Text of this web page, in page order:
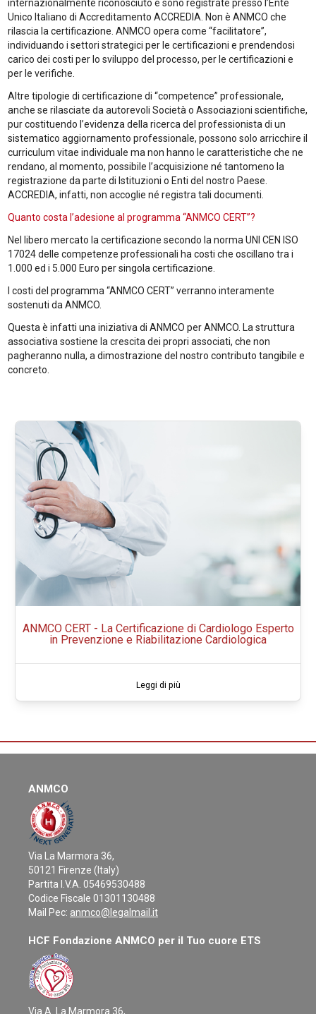
internazionalmente riconosciuto e sono registrate presso l’Ente
Unico Italiano di Accreditamento ACCREDIA. Non è ANMCO che
rilascia la certificazione. ANMCO opera come “facilitatore”,
individuando i settori strategici per le certificazioni e prendendosi
carico dei costi per lo sviluppo del processo, per le certificazioni e
per le verifiche.
Altre tipologie di certificazione di “competence” professionale,
anche se rilasciate da autorevoli Società o Associazioni scientifiche,
pur costituendo l’evidenza della ricerca del professionista di un
sistematico aggiornamento professionale, possono solo arricchire il
curriculum vitae individuale ma non hanno le caratteristiche che ne
rendano, al momento, possibile l’acquisizione né tantomeno la
registrazione da parte di Istituzioni o Enti del nostro Paese.
ACCREDIA, infatti, non accoglie né registra tali documenti.
Quanto costa l’adesione al programma “ANMCO CERT”?
Nel libero mercato la certificazione secondo la norma UNI CEN ISO
17024 delle competenze professionali ha costi che oscillano tra i
1.000 ed i 5.000 Euro per singola certificazione.
I costi del programma “ANMCO CERT” verranno interamente
sostenuti da ANMCO.
Questa è infatti una iniziativa di ANMCO per ANMCO. La struttura
associativa sostiene la crescita dei propri associati, che non
pagheranno nulla, a dimostrazione del nostro contributo tangibile e
concreto.
ANMCO CERT - La Certificazione di Cardiologo Esperto
in Prevenzione e Riabilitazione Cardiologica
Leggi di più
ANMCO
Via La Marmora 36,
50121 Firenze (Italy)
Partita I.V.A. 05469530488
Codice Fiscale 01301130488
Mail Pec: anmco@legalmail.it
HCF Fondazione ANMCO per il Tuo cuore ETS
Via A. La Marmora 36,